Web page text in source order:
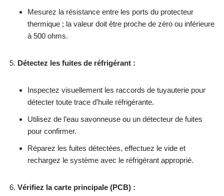
Mesurez la résistance entre les ports du protecteur
thermique ; la valeur doit être proche de zéro ou inférieure
à 500 ohms.
Détectez les fuites de réfrigérant :
Inspectez visuellement les raccords de tuyauterie pour
détecter toute trace d’huile réfrigérante.
Utilisez de l’eau savonneuse ou un détecteur de fuites
pour confirmer.
Réparez les fuites détectées, effectuez le vide et
rechargez le système avec le réfrigérant approprié.
Vérifiez la carte principale (PCB) :